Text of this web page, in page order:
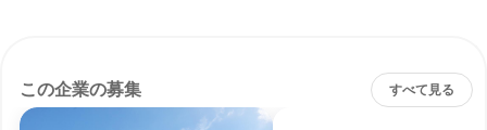
この企業の募集 すべて見る